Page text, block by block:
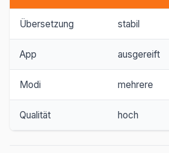
Übersetzung stabil
App ausgereift
Modi mehrere
Qualität hoch